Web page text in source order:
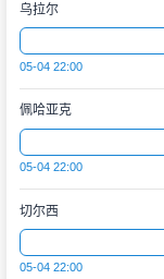
乌拉尔
05-04 22:00
佩哈亚克
05-04 22:00
切尔西
05-04 22:00